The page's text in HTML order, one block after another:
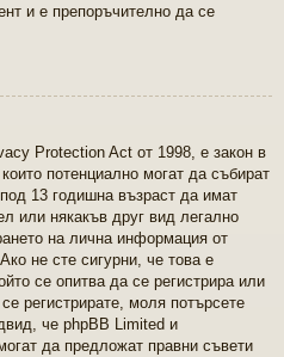
и е препоръчително да се
Protection Act от 1998, е закон в
потенциално могат да събират
13 годишна възраст да имат
или някакъв друг вид легално
на лична информация от
не сте сигурни, че това е
се опитва да се регистрира или
регистрирате, моля потърсете
че phpBB Limited и
да предложат правни съвети